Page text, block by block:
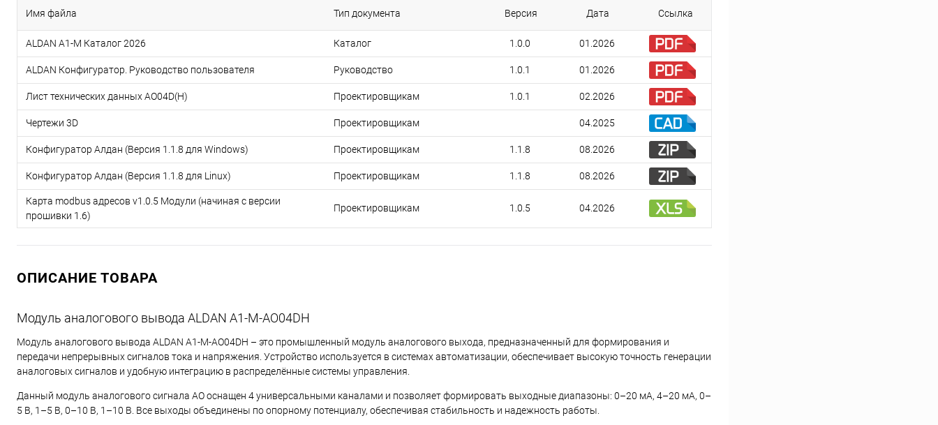
Имя файла Тип документа Версия Дата Ссылка
ALDAN A1-M Каталог 2026 Каталог 1.0.0 01.2026
ALDAN Конфигуратор. Руководство пользователя Руководство 1.0.1 01.2026
Лист технических данных AO04D(H) Проектировщикам 1.0.1 02.2026
Чертежи 3D Проектировщикам 04.2025
Конфигуратор Алдан (Версия 1.1.8 для Windows) Проектировщикам 1.1.8 08.2026
Конфигуратор Алдан (Версия 1.1.8 для Linux) Проектировщикам 1.1.8 08.2026
Карта modbus адресов v1.0.5 Модули (начиная с версии
прошивки 1.6)
Проектировщикам 1.0.5 04.2026
ОПИСАНИЕ ТОВАРА
Модуль аналогового вывода ALDAN A1-M-AO04DH
Модуль аналогового вывода ALDAN A1-M-AO04DH – это промышленный модуль аналогового выхода, предназначенный для формирования и
передачи непрерывных сигналов тока и напряжения. Устройство используется в системах автоматизации, обеспечивает высокую точность генерации
аналоговых сигналов и удобную интеграцию в распределённые системы управления.
Данный модуль аналогового сигнала AO оснащен 4 универсальными каналами и позволяет формировать выходные диапазоны: 0–20 мА, 4–20 мА, 0–
5 В, 1–5 В, 0–10 В, 1–10 В. Все выходы объединены по опорному потенциалу, обеспечивая стабильность и надежность работы.